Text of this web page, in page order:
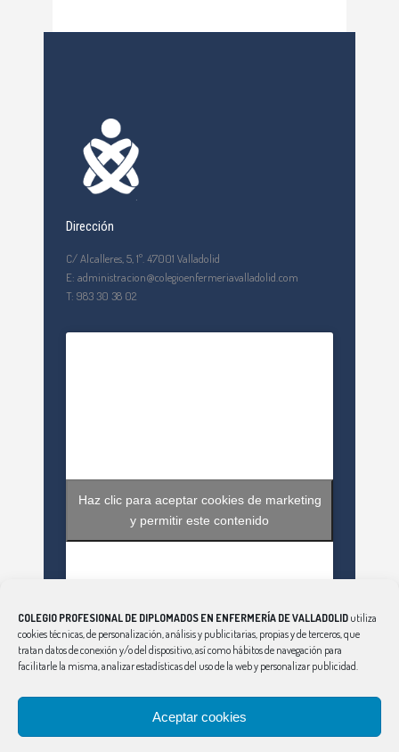
COLEGIO PROFESIONAL DE DIPLOMADOS EN ENFERMERÍA DE VALLADOLID utiliza
cookies técnicas, de personalización, análisis y publicitarias, propias y de terceros, que
tratan datos de conexión y/o del dispositivo, así como hábitos de navegación para
facilitarle la misma, analizar estadísticas del uso de la web y personalizar publicidad.
Aceptar cookies
Dirección
C/ Alcalleres, 5, 1º. 47001 Valladolid
E: administracion@colegioenfermeriavalladolid.com
T: 983 30 38 02
Haz clic para aceptar cookies de marketing
y permitir este contenido
Tweets by EnfValladolid
Haz clic para aceptar cookies de marketing
y permitir este contenido